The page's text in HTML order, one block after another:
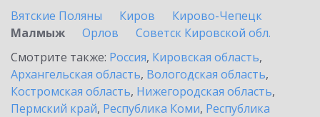
Вятские Поляны
Киров
Кирово-Чепецк
Малмыж
Орлов
Советск Кировской обл.
Смотрите также: Россия, Кировская область,
Архангельская область, Вологодская область,
Костромская область, Нижегородская область,
Пермский край, Республика Коми, Республика